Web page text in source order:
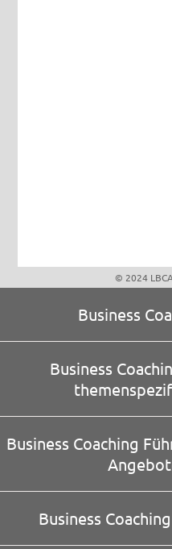
© 2024
Business
Business
Business Coaching
Business